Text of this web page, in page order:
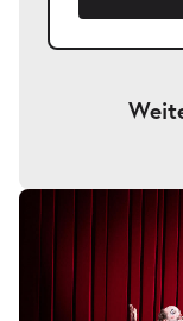
Pa-Pa-
Kinder-
Di.
Di.
Bildergalerie
überspringen